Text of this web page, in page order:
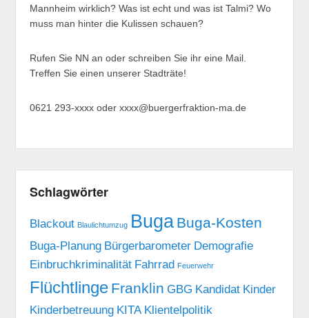
Mannheim wirklich? Was ist echt und was ist Talmi? Wo
muss man hinter die Kulissen schauen?
Rufen Sie NN an oder schreiben Sie ihr eine Mail.
Treffen Sie einen unserer Stadträte!
0621 293-xxxx oder xxxx@buergerfraktion-ma.de
Schlagwörter
Blackout Blaulichtumzug Buga Buga-Kosten
Buga-Planung Bürgerbarometer Demografie
Einbruchkriminalität Fahrrad Feuerwehr
Flüchtlinge Franklin GBG Kandidat Kinder
Kinderbetreuung KITA Klientelpolitik